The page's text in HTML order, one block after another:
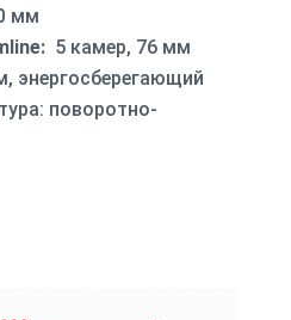
мм
5 камер, 76 мм
энергосберегающий
поворотно-